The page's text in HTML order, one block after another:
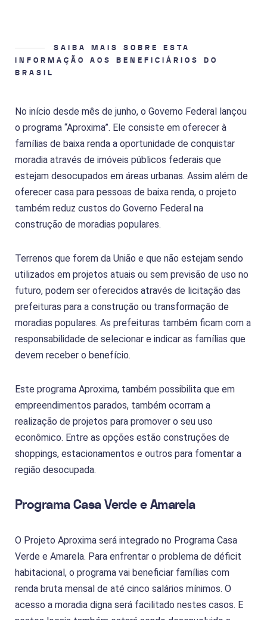
SAIBA MAIS SOBRE ESTA
INFORMAÇÃO AOS BENEFICIÁRIOS DO
BRASIL
No início desde mês de junho, o Governo Federal lançou
o programa “Aproxima”. Ele consiste em oferecer à
famílias de baixa renda a oportunidade de conquistar
moradia através de imóveis públicos federais que
estejam desocupados em áreas urbanas. Assim além de
oferecer casa para pessoas de baixa renda, o projeto
também reduz custos do Governo Federal na
construção de moradias populares.
Terrenos que forem da União e que não estejam sendo
utilizados em projetos atuais ou sem previsão de uso no
futuro, podem ser oferecidos através de licitação das
prefeituras para a construção ou transformação de
moradias populares. As prefeituras também ficam com a
responsabilidade de selecionar e indicar as famílias que
devem receber o benefício.
Este programa Aproxima, também possibilita que em
empreendimentos parados, também ocorram a
realização de projetos para promover o seu uso
econômico. Entre as opções estão construções de
shoppings, estacionamentos e outros para fomentar a
região desocupada.
Programa Casa Verde e Amarela
O Projeto Aproxima será integrado no Programa Casa
Verde e Amarela. Para enfrentar o problema de déficit
habitacional, o programa vai beneficiar famílias com
renda bruta mensal de até cinco salários mínimos. O
acesso a moradia digna será facilitado nestes casos. E